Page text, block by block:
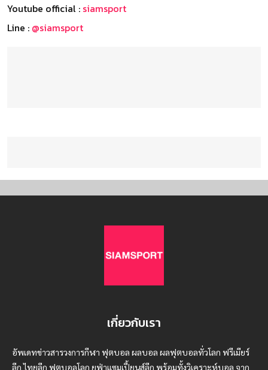
Youtube official : siamsport
Line : @siamsport
เกี่ยวกับเรา
อัพเดทข่าวสารวงการกีฬา ฟุตบอล ผลบอล ผลฟุตบอลทั่วโลก ฟรีเมียร์
ลีก ไทยลีก ฟุตบอลโลก ยูฟ่าแซมเปี้ยนส์ลีก พร้อมทั้งวิเคราะห์บอล จาก